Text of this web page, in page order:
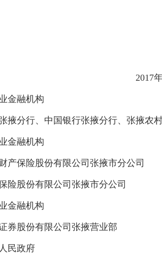
2017
金融机构
掖分行、中国银行张掖分行、张掖农
金融机构
产保险股份有限公司张掖市分公司
险股份有限公司张掖市分公司
金融机构
券股份有限公司张掖营业部
民政府